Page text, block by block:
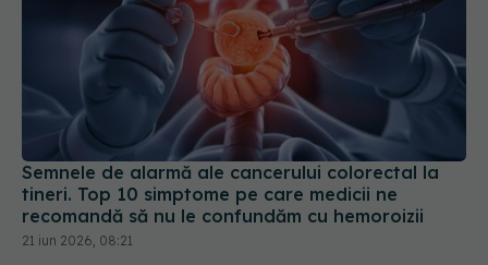
Semnele de alarmă ale cancerului colorectal la
tineri. Top 10 simptome pe care medicii ne
recomandă să nu le confundăm cu hemoroizii
21 iun 2026, 08:21